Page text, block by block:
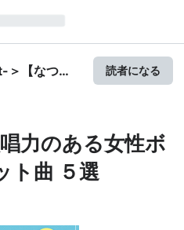
＞【なつか
読者になる
力のある女性ボ
ト曲 ５選